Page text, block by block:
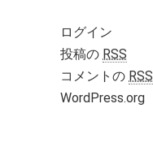
ログイン
投稿の RSS
コメントの RSS
WordPress.org